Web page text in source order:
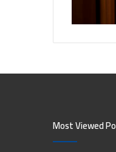
Most Viewed